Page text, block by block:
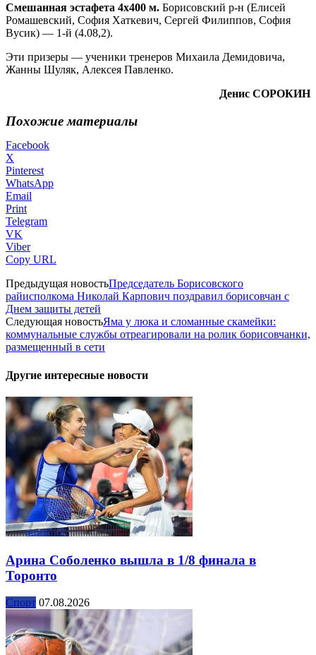
Смешанная эстафета 4х400 м. Борисовский р-н (Елисей
Ромашевский, София Хаткевич, Сергей Филиппов, София
Вусик) — 1-й (4.08,2).
Эти призеры — ученики тренеров Михаила Демидовича,
Жанны Шуляк, Алексея Павленко.
Денис СОРОКИН
Похожие материалы
Facebook
X
Pinterest
WhatsApp
Email
Print
Telegram
VK
Viber
Copy URL
Предыдущая новостьПредседатель Борисовского
райисполкома Николай Карпович поздравил борисовчан с
Днем защиты детей
Следующая новостьЯма у люка и сломанные скамейки:
коммунальные службы отреагировали на ролик борисовчанки,
размещенный в сети
Другие интересные новости
Арина Соболенко вышла в 1/8 финала в
Торонто
Спорт 07.08.2026